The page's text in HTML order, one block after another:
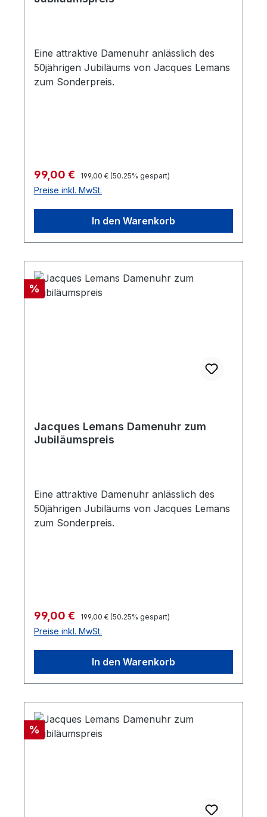
Eine attraktive Damenuhr anlässlich des
50jährigen Jubiläums von Jacques Lemans
zum Sonderpreis.
Verkaufspreis:
99,00 € Regulärer Preis:
199,00 € (50.25% gespart)
Preise inkl. MwSt.
In den Warenkorb
Rabatt
%
Jacques Lemans Damenuhr zum
Jubiläumspreis
Eine attraktive Damenuhr anlässlich des
50jährigen Jubiläums von Jacques Lemans
zum Sonderpreis.
Verkaufspreis:
99,00 € Regulärer Preis:
199,00 € (50.25% gespart)
Preise inkl. MwSt.
In den Warenkorb
Rabatt
%